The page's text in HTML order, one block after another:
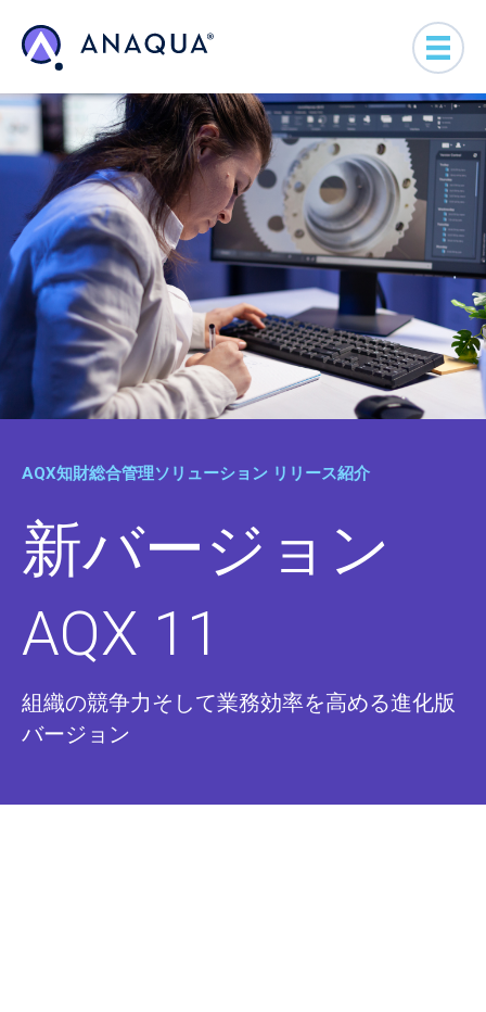
AQX知財総合管理ソリューション リリース紹介
新バージョン
AQX 11
組織の競争力そして業務効率を高める進化版
バージョン